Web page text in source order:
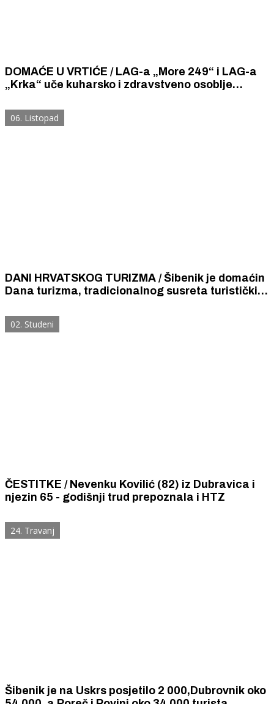
DOMAĆE U VRTIĆE / LAG-a „More 249“ i LAG-a
„Krka“ uče kuharsko i zdravstveno osoblje
lokalnih namirnica.
06. Listopad
DANI HRVATSKOG TURIZMA / Šibenik je domaćin
Dana turizma, tradicionalnog susreta turističkih
Republike Hrvatske.
02. Studeni
ČESTITKE / Nevenku Kovilić (82) iz Dubravica i
njezin 65 - godišnji trud prepoznala i HTZ
24. Travanj
Šibenik je na Uskrs posjetilo 2 000,Dubrovnik oko